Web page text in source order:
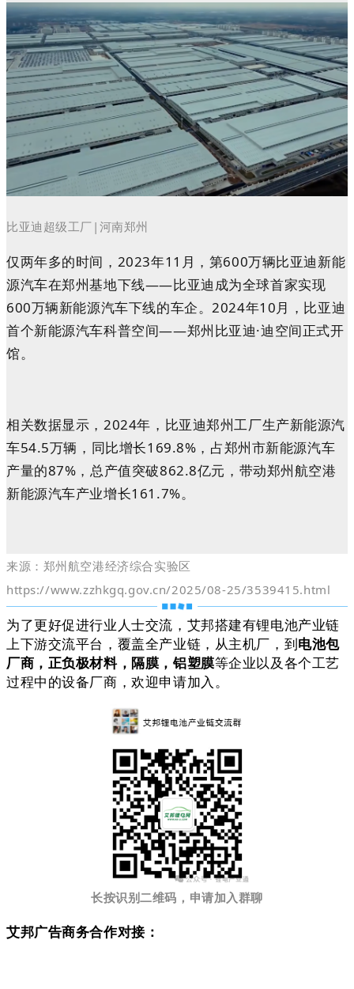
比亚迪超级工厂|河南郑州
仅两年多的时间，2023年11月，第600万辆比亚迪新能
源汽车在郑州基地下线——比亚迪成为全球首家实现
600万辆新能源汽车下线的车企。2024年10月，比亚迪
首个新能源汽车科普空间——郑州比亚迪·迪空间正式开
馆。
相关数据显示，2024年，比亚迪郑州工厂生产新能源汽
车54.5万辆，同比增长169.8%，占郑州市新能源汽车
产量的87%，总产值突破862.8亿元，带动郑州航空港
新能源汽车产业增长161.7%。
来源： 郑州航空港经济综合实验区
https://www.zzhkgq.gov.cn/2025/08-25/3539415.html
为了更好促进行业人士交流，艾邦搭建有锂电池产业链
上下游交流平台，覆盖全产业链，从主机厂，到电池包
厂商，正负极材料，隔膜，铝塑膜等企业以及各个工艺
过程中的设备厂商，欢迎申请加入。
长按识别二维码，申请加入群聊
艾邦广告商务合作对接：